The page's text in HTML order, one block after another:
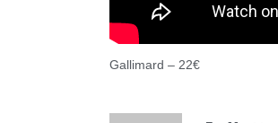
Gallimard – 22€